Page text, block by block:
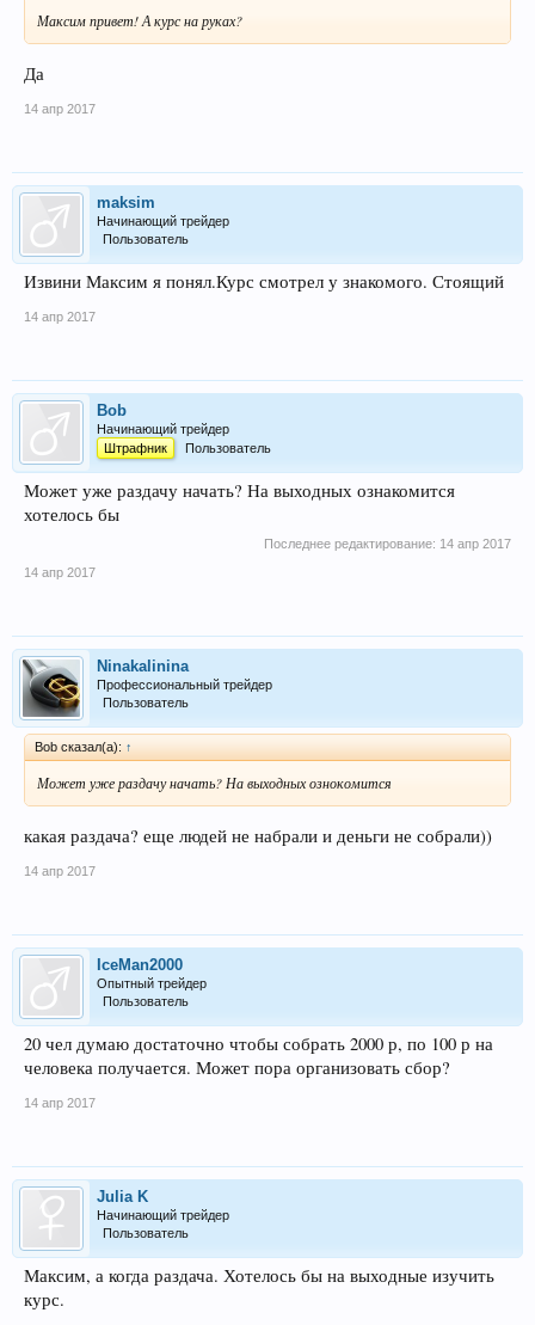
Максим привет! А курс на руках?
Да
14 апр 2017
maksim
Начинающий трейдер
Пользователь
Извини Максим я понял.Курс смотрел у знакомого. Стоящий
14 апр 2017
Bob
Начинающий трейдер
Штрафник
Пользователь
Может уже раздачу начать? На выходных ознакомится
хотелось бы
Последнее редактирование: 14 апр 2017
14 апр 2017
Ninakalinina
Профессиональный трейдер
Пользователь
Bob сказал(а): ↑
Может уже раздачу начать? На выходных ознокомится
какая раздача? еще людей не набрали и деньги не собрали))
14 апр 2017
IceMan2000
Опытный трейдер
Пользователь
20 чел думаю достаточно чтобы собрать 2000 р, по 100 р на
человека получается. Может пора организовать сбор?
14 апр 2017
Julia K
Начинающий трейдер
Пользователь
Максим, а когда раздача. Хотелось бы на выходные изучить
курс.